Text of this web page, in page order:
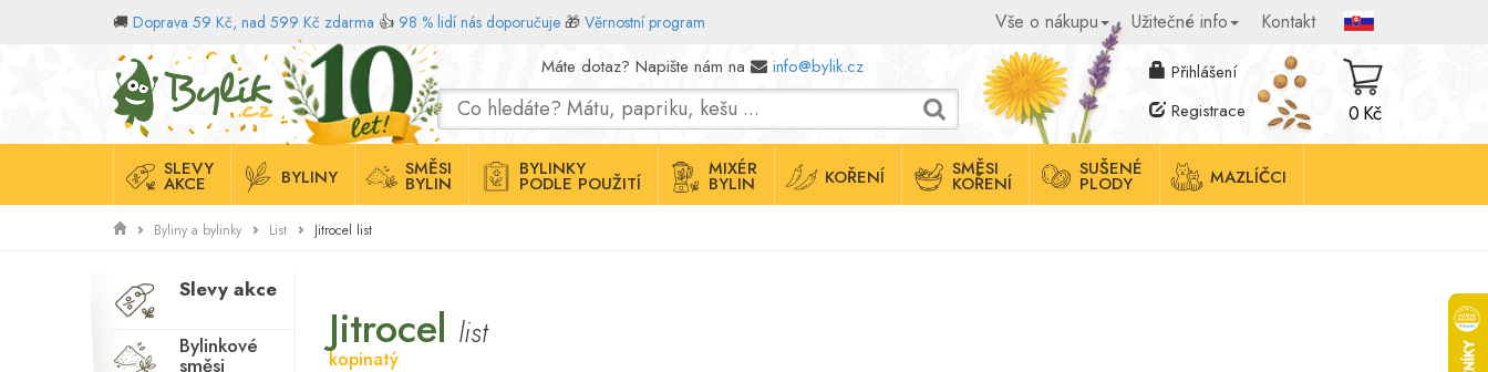
🚚 Doprava 59 Kč, nad 599 Kč zdarma 👍 98 % lidí nás doporučuje 🎁 Věrnostní program Vše o nákupu Užitečné info Kontakt
Domů Máte dotaz? Napište nám na info@bylik.cz
Přihlášení
Registrace
0 Kč
SLEVY
AKCE BYLINY SMĚSI
BYLIN
BYLINKY
PODLE POUŽITÍ
MIXÉR
BYLIN KOŘENÍ SMĚSI
KOŘENÍ
SUŠENÉ
PLODY MAZLÍČCI
Byliny a bylinky List Jitrocel list
Slevy akce
Bylinkové
směsi
Jitrocel list
kopinatý